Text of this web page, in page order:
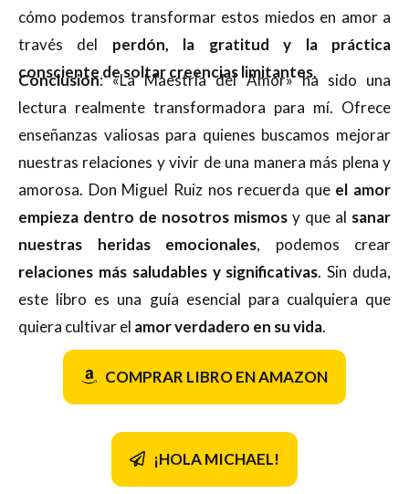
cómo podemos transformar estos miedos en amor a
través del perdón, la gratitud y la práctica
consciente de soltar creencias limitantes.
Conclusión: «La Maestría del Amor» ha sido una
lectura realmente transformadora para mí. Ofrece
enseñanzas valiosas para quienes buscamos mejorar
nuestras relaciones y vivir de una manera más plena y
amorosa. Don Miguel Ruiz nos recuerda que el amor
empieza dentro de nosotros mismos y que al sanar
nuestras heridas emocionales, podemos crear
relaciones más saludables y significativas. Sin duda,
este libro es una guía esencial para cualquiera que
quiera cultivar el amor verdadero en su vida.
COMPRAR LIBRO EN AMAZON
¡HOLA MICHAEL!